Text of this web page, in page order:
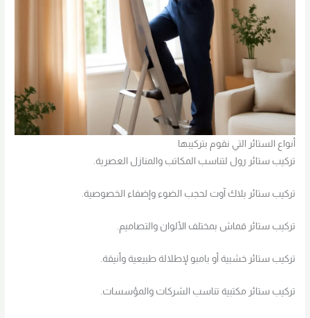
أنواع الستائر التي نقوم بتركيبها
تركيب ستائر رول لتناسب المكاتب والمنازل العصرية.
تركيب ستائر بلاك آوت لحجب الضوء وإضفاء الخصوصية.
تركيب ستائر قماش بمختلف الألوان والتصاميم.
تركيب ستائر خشبية أو بامبو لإطلالة طبيعية وأنيقة.
تركيب ستائر مكتبية تناسب الشركات والمؤسسات.